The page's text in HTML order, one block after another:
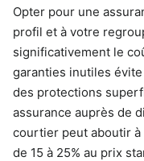
Opter pour une
profil et à votre
significativement le
garanties inutiles
des protections
assurance auprès de
courtier peut aboutir
de 15 à 25% au prix